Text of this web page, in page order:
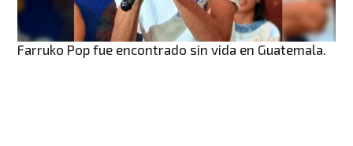
Farruko Pop fue encontrado sin vida en Guatemala.